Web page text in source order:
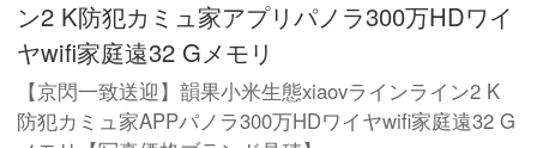
ン2 K防犯カミュ家アプリパノラ300万HDワイ
ヤwifi家庭遠32 Gメモリ
【京閃一致送迎】韻果小米生態xiaovラインライン2 K
防犯カミュ家APPパノラ300万HDワイヤwifi家庭遠32 G